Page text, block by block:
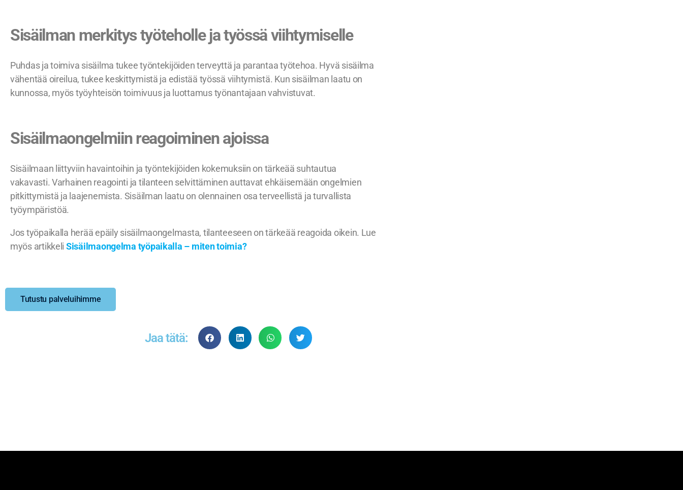
Sisäilman merkitys työteholle ja työssä viihtymiselle
Puhdas ja toimiva sisäilma tukee työntekijöiden terveyttä ja parantaa työtehoa. Hyvä sisäilma
vähentää oireilua, tukee keskittymistä ja edistää työssä viihtymistä. Kun sisäilman laatu on
kunnossa, myös työyhteisön toimivuus ja luottamus työnantajaan vahvistuvat.
Sisäilmaongelmiin reagoiminen ajoissa
Sisäilmaan liittyviin havaintoihin ja työntekijöiden kokemuksiin on tärkeää suhtautua
vakavasti. Varhainen reagointi ja tilanteen selvittäminen auttavat ehkäisemään ongelmien
pitkittymistä ja laajenemista. Sisäilman laatu on olennainen osa terveellistä ja turvallista
työympäristöä.
Jos työpaikalla herää epäily sisäilmaongelmasta, tilanteeseen on tärkeää reagoida oikein. Lue
myös artikkeli Sisäilmaongelma työpaikalla – miten toimia?
Tutustu palveluihimme
Jaa tätä: